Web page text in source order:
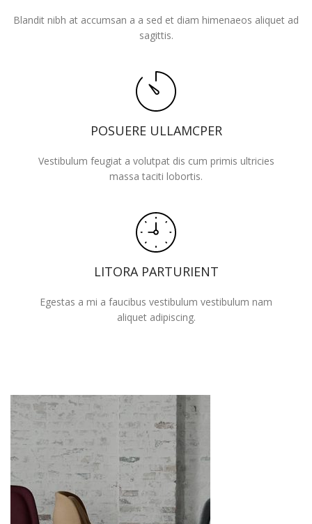
Blandit nibh at accumsan a a sed et diam himenaeos aliquet ad
sagittis.
POSUERE ULLAMCPER
Vestibulum feugiat a volutpat dis cum primis ultricies
massa taciti lobortis.
LITORA PARTURIENT
Egestas a mi a faucibus vestibulum vestibulum nam
aliquet adipiscing.